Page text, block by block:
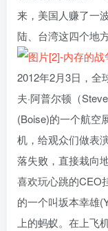
来，美国人赚了一
陆、台湾这四个地方
2012年2月3日，全
夫·阿普尔顿（
(Boise)的一个航空
机，给观众们做表
落失败，直接栽向
喜欢玩心跳的CEO
的一个叫坂本幸雄
上的蚂蚁。在上飞